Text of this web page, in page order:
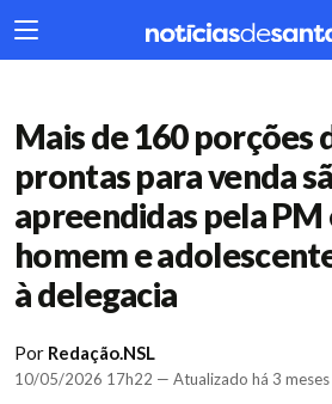
Mais de 160 porções
prontas para venda
apreendidas pela
homem e
à delegacia
Por Redação.NSL
10/05/2026 17h22 — Atualizado há 3 meses